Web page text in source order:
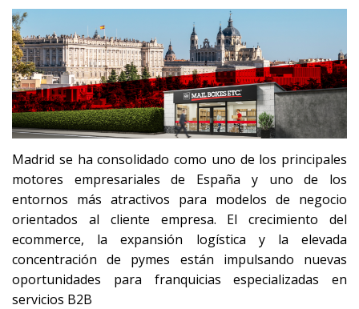
Madrid se ha consolidado como uno de los principales
motores empresariales de España y uno de los
entornos más atractivos para modelos de negocio
orientados al cliente empresa. El crecimiento del
ecommerce, la expansión logística y la elevada
concentración de pymes están impulsando nuevas
oportunidades para franquicias especializadas en
servicios B2B